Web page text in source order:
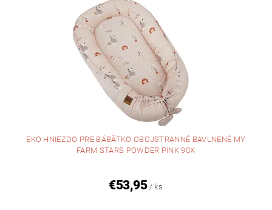
EKO HNIEZDO PRE BÁBÄTKO OBOJSTRANNÉ BAVLNENÉ MY
FARM STARS POWDER PINK 90X
€53,95 / ks